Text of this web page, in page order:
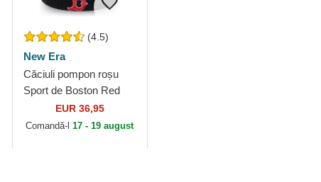
(4.5)
New Era
Căciuli pompon roșu
Sport de Boston Red
Sox MLB de New Era
EUR 36,95
Comandă-l17 - 19 august